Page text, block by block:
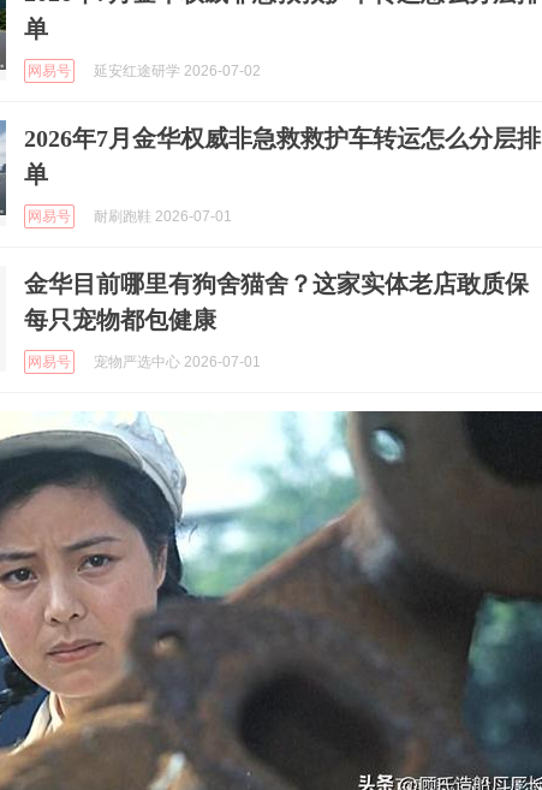
单
网易号 延安红途研学 2026-07-02
2026年7月金华权威非急救救护车转运怎么分层排
单
网易号 耐刷跑鞋 2026-07-01
金华目前哪里有狗舍猫舍？这家实体老店敢质保
每只宠物都包健康
网易号 宠物严选中心 2026-07-01